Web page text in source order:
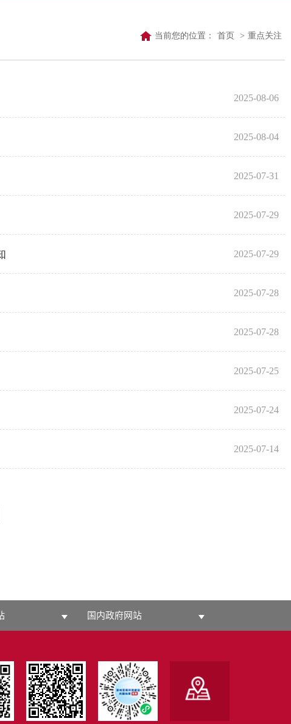
当前您的位置： 首页 > 重点关注
2025-08-06
2025-08-04
2025-07-31
2025-07-29
2025-07-29
2025-07-28
2025-07-28
2025-07-25
2025-07-24
2025-07-14